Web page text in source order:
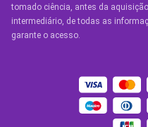
Condições Gerais
OUTROS SERVIÇOS
tomado ciência, antes da
intermediário, de todas as
garante o acesso.